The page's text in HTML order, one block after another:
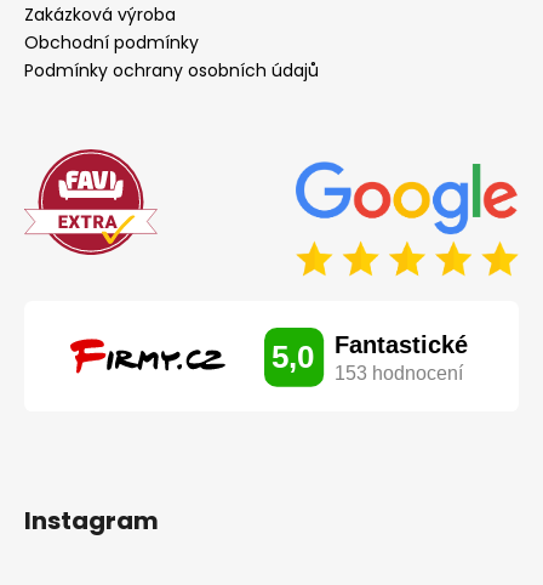
Zakázková výroba
Obchodní podmínky
Podmínky ochrany osobních údajů
Instagram